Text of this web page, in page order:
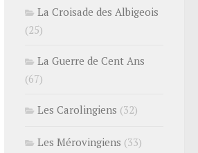
La Croisade des Albigeois
(25)
La Guerre de Cent Ans
(67)
Les Carolingiens (32)
Les Mérovingiens (33)